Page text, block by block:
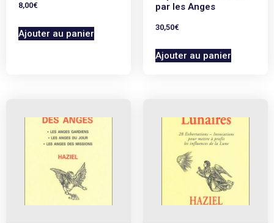
8,00€
Ajouter au panier
par les Anges
30,50€
Ajouter au panier